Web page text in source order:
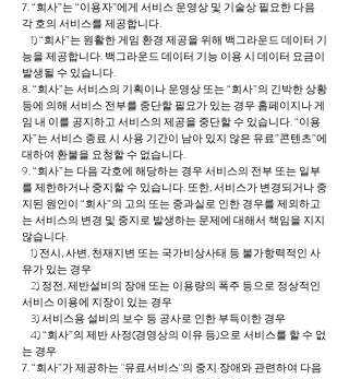
7. “회사”는 “이용자”에게 서비스 운영상 및 기술상 필요한 다음
각 호의 서비스를 제공합니다.
1) “회사”는 원활한 게임 환경 제공을 위해 백그라운드 데이터 기
능을 제공합니다. 백그라운드 데이터 기능 이용 시 데이터 요금이
발생될 수 있습니다.
8. “회사”는 서비스의 기획이나 운영상 또는 “회사”의 긴박한 상황
등에 의해 서비스 전부를 중단할 필요가 있는 경우 홈페이지나 게
임 내 이를 공지하고 서비스의 제공을 중단할 수 있습니다. “이용
자”는 서비스 종료 시 사용 기간이 남아 있지 않은 유료”콘텐츠”에
대하여 환불을 요청할 수 없습니다.
9. “회사”는 다음 각호에 해당하는 경우 서비스의 전부 또는 일부
를 제한하거나 중지할 수 있습니다. 또한, 서비스가 변경되거나 중
지된 원인이 “회사”의 고의 또는 중과실로 인한 경우를 제외하고
는 서비스의 변경 및 중지로 발생하는 문제에 대해서 책임을 지지
않습니다.
1) 전시, 사변, 천재지변 또는 국가비상사태 등 불가항력적인 사
유가 있는 경우
2) 정전, 제반설비의 장애 또는 이용량의 폭주 등으로 정상적인
서비스 이용에 지장이 있는 경우
3) 서비스용 설비의 보수 등 공사로 인한 부득이한 경우
4) “회사”의 제반 사정(경영상의 이유 등)으로 서비스를 할 수 없
는 경우
7. “회사”가 제공하는 "유료서비스"의 중지·장애와 관련하여 다음